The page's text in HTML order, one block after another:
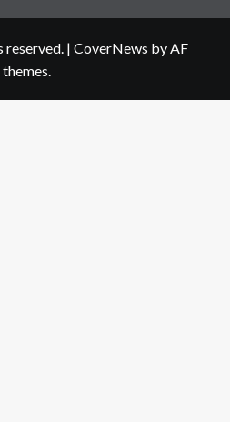
| CoverNews by AF
themes.